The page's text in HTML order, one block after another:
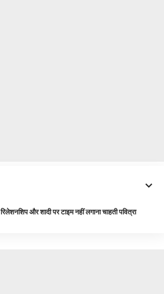
रिलेशनशिप और शादी पर टाइम नहीं लगाना चाहती पवित्रा